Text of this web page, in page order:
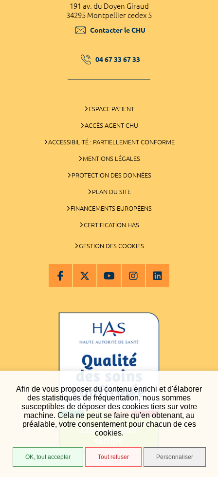
Afin de vous proposer du contenu enrichi et d'élaborer
des statistiques de fréquentation, nous sommes
susceptibles de déposer des cookies tiers sur votre
machine. Cela ne peut se faire qu'en obtenant, au
préalable, votre consentement pour chacun de ces
cookies.
OK, tout accepter Tout refuser Personnaliser
191 av. du Doyen Giraud
34295 Montpellier cedex 5
Contacter le CHU
04 67 33 67 33
ESPACE PATIENT
ACCÈS AGENT CHU
ACCESSIBILITÉ : PARTIELLEMENT CONFORME
MENTIONS LÉGALES
PROTECTION DES DONNÉES
PLAN DU SITE
FINANCEMENTS EUROPÉENS
CERTIFICATION HAS
GESTION DES COOKIES